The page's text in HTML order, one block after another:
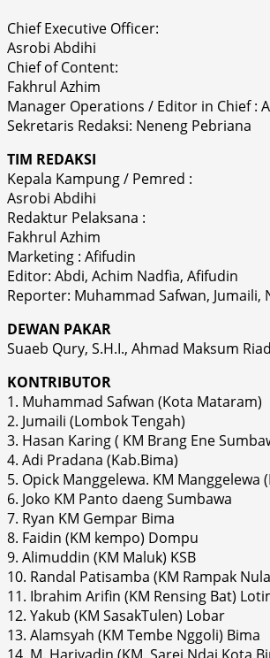
Chief Executive Officer:
Asrobi Abdihi
Chief of Content:
Fakhrul Azhim
Manager Operations / Editor in Chief :
Sekretaris Redaksi: Neneng Pebriana
TIM REDAKSI
Kepala Kampung / Pemred :
Asrobi Abdihi
Redaktur Pelaksana :
Fakhrul Azhim
Marketing : Afifudin
Editor: Abdi, Achim Nadfia, Afifudin
Reporter: Muhammad Safwan, Jumaili,
DEWAN PAKAR
Suaeb Qury, S.H.I., Ahmad Maksum
KONTRIBUTOR
1. Muhammad Safwan (Kota Mataram)
2. Jumaili (Lombok Tengah)
3. Hasan Karing ( KM Brang Ene
4. Adi Pradana (Kab.Bima)
5. Opick Manggelewa. KM Manggelewa
6. Joko KM Panto daeng Sumbawa
7. Ryan KM Gempar Bima
8. Faidin (KM kempo) Dompu
9. Alimuddin (KM Maluk) KSB
10. Randal Patisamba (KM Rampak
11. Ibrahim Arifin (KM Rensing Bat)
12. Yakub (KM SasakTulen) Lobar
13. Alamsyah (KM Tembe Nggoli) Bima